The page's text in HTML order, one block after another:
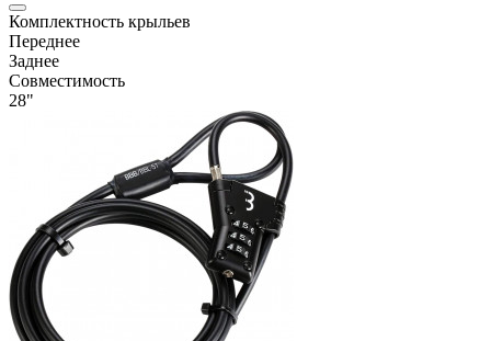
Комплектность крыльев
Переднее
Заднее
Совместимость
28"